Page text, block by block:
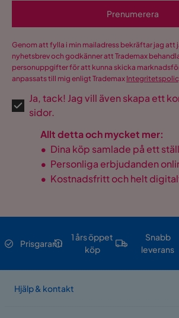
Prenumerera
Genom att fylla i min mailadress bekräftar jag att
nyhetsbrev och godkänner att Trademax
personuppgifter för att kunna skicka
anpassats till mig enligt Trademax
Ja, tack! Jag vill även skapa ett
sidor.
Allt detta och mycket mer:
• Dina köp samlade på ett
• Personliga erbjudanden
• Kostnadsfritt och helt
Prisgaranti
1 års öppet
köp
Snabb
leverans
Hjälp & kontakt